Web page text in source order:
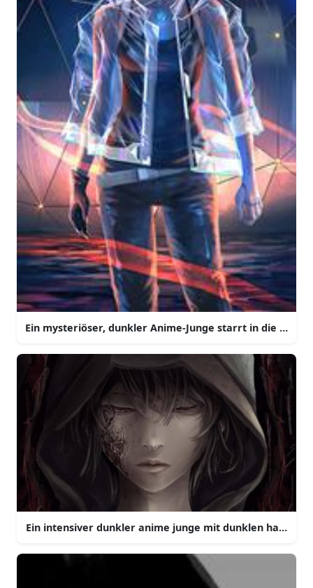
Ein mysteriöser, dunkler Anime-Junge starrt in die Ferne
Ein intensiver dunkler anime junge mit dunklen haaren